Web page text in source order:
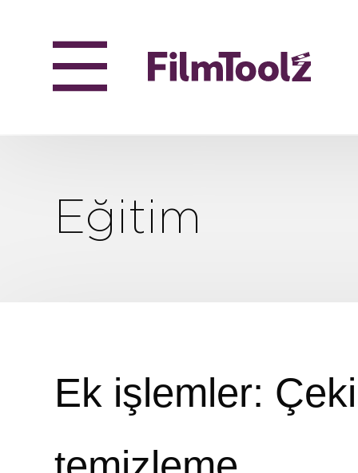
Eğitim
Ek işlemler: